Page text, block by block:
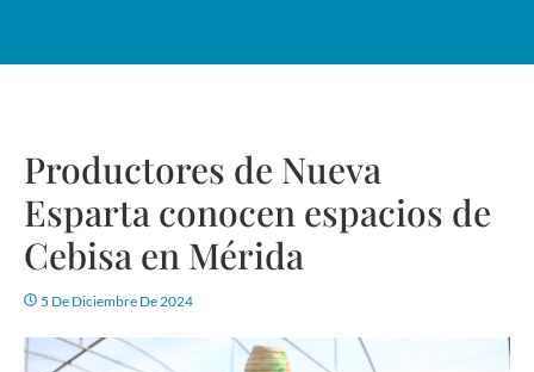
Productores de Nueva
Esparta conocen espacios de
Cebisa en Mérida
5 De Diciembre De 2024